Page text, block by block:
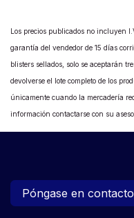
Los precios publicados no incluyen
garantía del vendedor de 15 días
blisters sellados, solo se aceptarán
devolverse el lote completo de los
únicamente cuando la mercadería
información contactarse con su
Póngase en contacto